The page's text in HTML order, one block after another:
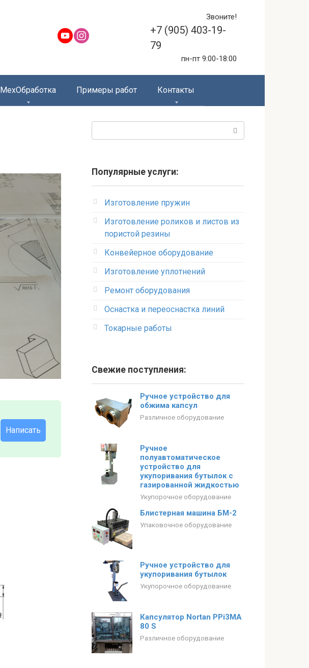
Звоните!
+7 (905) 403-19-
79
пн-пт 9:00-18:00
МехОбработка Примеры работ Контакты
Написать
Популярные услуги:
Изготовление пружин
Изготовление роликов и листов из
пористой резины
Конвейерное оборудование
Изготовление уплотнений
Ремонт оборудования
Оснастка и переоснастка линий
Токарные работы
Свежие поступления:
Ручное устройство для
обжима капсул
Различное оборудование
Ручное
полуавтоматическое
устройство для
укупоривания бутылок с
газированной жидкостью
Укупорочное оборудование
Блистерная машина БМ-2
Упаковочное оборудование
Ручное устройство для
укупоривания бутылок
Укупорочное оборудование
Капсулятор Nortan PPi3MA
80 S
Различное оборудование